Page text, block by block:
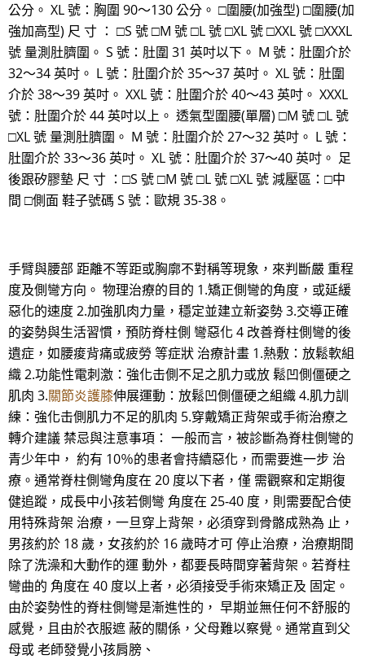
公分。 XL 號：胸圍 90～130 公分。 □圍腰(加強型) □圍腰(加
強加高型) 尺 寸 ： □S 號 □M 號 □L 號 □XL 號 □XXL 號 □XXXL
號 量測肚臍圍。 S 號：肚圍 31 英吋以下。 M 號：肚圍介於
32～34 英吋。 L 號：肚圍介於 35～37 英吋。 XL 號：肚圍
介於 38～39 英吋。 XXL 號：肚圍介於 40～43 英吋。 XXXL
號：肚圍介於 44 英吋以上。 透氣型圍腰(單層) □M 號 □L 號
□XL 號 量測肚臍圍。 M 號：肚圍介於 27～32 英吋。 L 號：
肚圍介於 33～36 英吋。 XL 號：肚圍介於 37～40 英吋。 足
後跟矽膠墊 尺 寸 ：□S 號 □M 號 □L 號 □XL 號 減壓區：□中
間 □側面 鞋子號碼 S 號：歐規 35-38。
手臂與腰部 距離不等距或胸廓不對稱等現象，來判斷嚴 重程
度及側彎方向。 物理治療的目的 1.矯正側彎的角度，或延緩
惡化的速度 2.加強肌肉力量，穩定並建立新姿勢 3.交導正確
的姿勢與生活習慣，預防脊柱側 彎惡化 4 改善脊柱側彎的後
遺症，如腰痠背痛或疲勞 等症狀 治療計畫 1.熱敷：放鬆軟組
織 2.功能性電刺激：強化击側不足之肌力或放 鬆凹側僵硬之
肌肉 3.關節炎護膝伸展運動：放鬆凹側僵硬之組織 4.肌力訓
練：強化击側肌力不足的肌肉 5.穿戴矯正背架或手術治療之
轉介建議 禁忌與注意事項： 一般而言，被診斷為脊柱側彎的
青少年中， 約有 10％的患者會持續惡化，而需要進一步 治
療。通常脊柱側彎角度在 20 度以下者，僅 需觀察和定期復
健追蹤，成長中小孩若側彎 角度在 25-40 度，則需要配合使
用特殊背架 治療，一旦穿上背架，必須穿到骨骼成熟為 止，
男孩約於 18 歲，女孩約於 16 歲時才可 停止治療，治療期間
除了洗澡和大動作的運 動外，都要長時間穿著背架。若脊柱
彎曲的 角度在 40 度以上者，必須接受手術來矯正及 固定。
由於姿勢性的脊柱側彎是漸進性的， 早期並無任何不舒服的
感覺，且由於衣服遮 蔽的關係，父母難以察覺。通常直到父
母或 老師發覺小孩肩膀、